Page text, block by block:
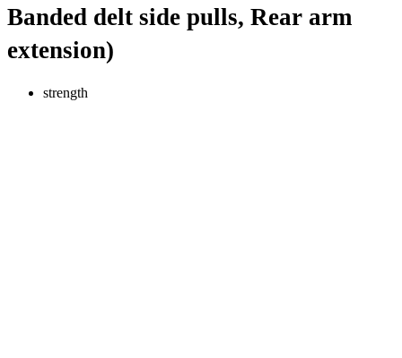
Banded delt side pulls, Rear arm
extension)
strength